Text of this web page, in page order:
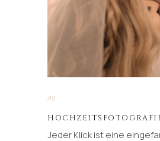
02
Jeder Klick ist eine